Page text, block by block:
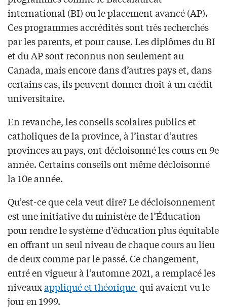
international (BI) ou le placement avancé (AP).
Ces programmes accrédités sont très recherchés
par les parents, et pour cause. Les diplômes du BI
et du AP sont reconnus non seulement au
Canada, mais encore dans d’autres pays et, dans
certains cas, ils peuvent donner droit à un crédit
universitaire.
En revanche, les conseils scolaires publics et
catholiques de la province, à l’instar d’autres
provinces au pays, ont décloisonné les cours en 9e
année. Certains conseils ont même décloisonné
la 10e année.
Qu’est-ce que cela veut dire? Le décloisonnement
est une initiative du ministère de l’Éducation
pour rendre le système d’éducation plus équitable
en offrant un seul niveau de chaque cours au lieu
de deux comme par le passé. Ce changement,
entré en vigueur à l’automne 2021, a remplacé les
niveauxappliqué et théorique qui avaient vu le
jour en 1999.